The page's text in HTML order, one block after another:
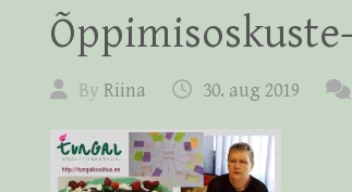
By Riina 30. aug 2019